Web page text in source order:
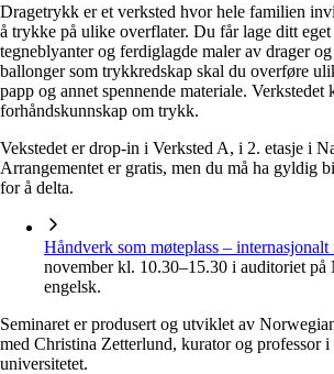
Dragetrykk er et verksted hvor hele familien
å trykke på ulike overflater. Du får lage ditt
tegneblyanter og ferdiglagde maler av drager
ballonger som trykkredskap skal du overføre
papp og annet spennende materiale. Verkstedet
forhåndskunnskap om trykk.
Vekstedet er drop-in i Verksted A, i 2. etasje i
Arrangementet er gratis, men du må ha gyldig
for å delta.
Håndverk som møteplass – internasjonalt
november kl. 10.30–15.30 i auditoriet på
engelsk.
Seminaret er produsert og utviklet av
med Christina Zetterlund, kurator og professor
universitetet.